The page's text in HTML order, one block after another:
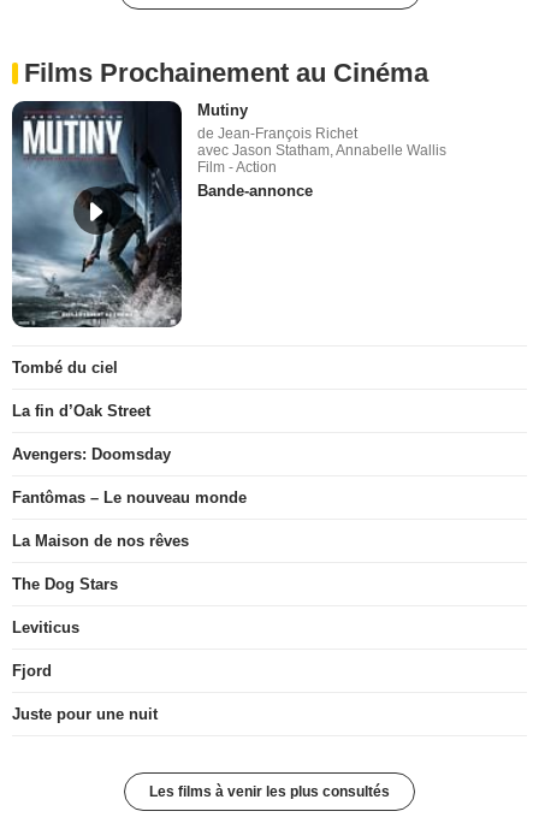
Films Prochainement au Cinéma
Mutiny
de Jean-François Richet
avec Jason Statham, Annabelle Wallis
Film - Action
Bande-annonce
Tombé du ciel
La fin d’Oak Street
Avengers: Doomsday
Fantômas – Le nouveau monde
La Maison de nos rêves
The Dog Stars
Leviticus
Fjord
Juste pour une nuit
Les films à venir les plus consultés